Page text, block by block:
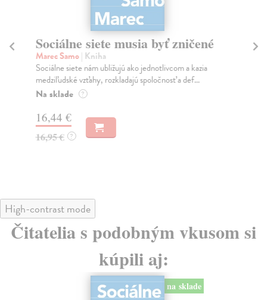
Sociálne siete musia byť zničené
Marec Samo| Kniha
Sociálne siete nám ubližujú ako jednotlivcom a kazia
medziľudské vzťahy, rozkladajú spoločnosť a def...
Na sklade ?
16,44 €
16,95 € ?
High-contrast mode
Čitatelia s podobným vkusom si
kúpili aj:
na sklade